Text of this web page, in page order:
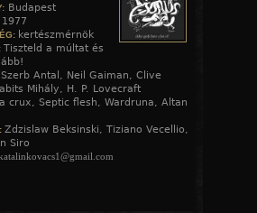
Budapest
1977
kertészmérnök
Tiszteld a múltat és
Szerb Antal, Neil Gaiman, Clive
Mihály, H. P. Lovecraft
crux, Septic flesh, Wardruna, Altan
Zdzislaw Beksinski, Tiziano Vecellio,
Siro